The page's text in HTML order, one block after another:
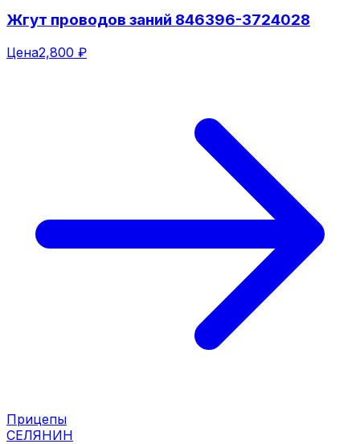
Жгут проводов заний 846396-3724028
Цена2,800 ₽
Прицепы
СЕЛЯНИН